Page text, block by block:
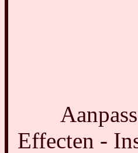
Effecten -